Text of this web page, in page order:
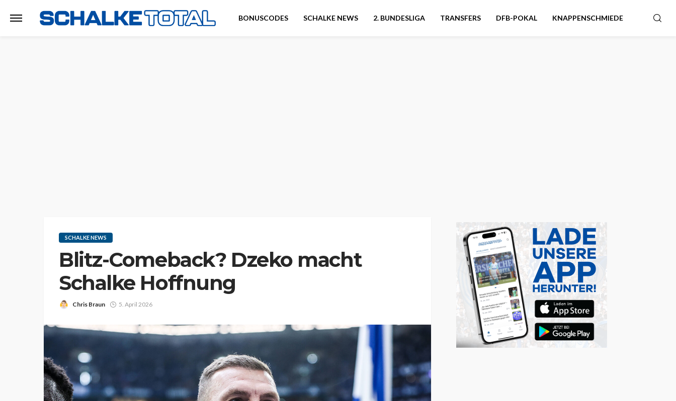
BONUSCODES SCHALKE NEWS 2. BUNDESLIGA TRANSFERS DFB-POKAL KNAPPENSCHMIEDE
SCHALKE NEWS
Blitz-Comeback? Dzeko macht
Schalke Hoffnung
Chris Braun 5. April 2026